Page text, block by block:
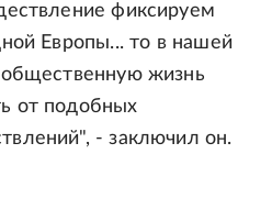
фиксируем
Европы... то в нашей
жизнь
от подобных
- заключил он.